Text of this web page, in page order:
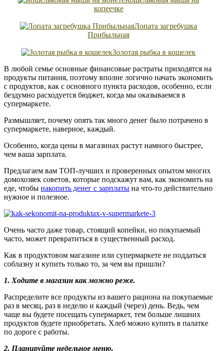
копеечке
Лопата загребушка
Прибыльная
Золотая рыбка в кошелек
В любой семье основные финансовые растраты приходятся на
продукты питания, поэтому вполне логично начать экономить
с продуктов, как с основного пункта расходов, особенно, если
бездумно расходуется бюджет, когда мы оказываемся в
супермаркете.
Размышляет, почему опять так много денег было потрачено в
супермаркете, наверное, каждый.
Особенно, когда цены в магазинах растут намного быстрее,
чем ваша зарплата.
Предлагаем вам ТОП-лучших и проверенных опытом многих
домохозяек советов, которые подскажут вам, как экономить на
еде, чтобы накопить денег с зарплаты на что-то действительно
нужное и полезное.
Очень часто даже товар, стоящий копейки, но покупаемый
часто, может превратиться в существенный расход.
Как в продуктовом магазине или супермаркете не поддаться
соблазну и купить только то, за чем вы пришли?
1. Ходите в магазин как можно реже.
Распределите все продукты из вашего рациона на покупаемые
раз в месяц, раз в неделю и каждый (через) день. Ведь, чем
чаще вы будете посещать супермаркет, тем больше лишних
продуктов будете приобретать. Хлеб можно купить в палатке
по дороге с работы.
2. Планируйте недельное меню.